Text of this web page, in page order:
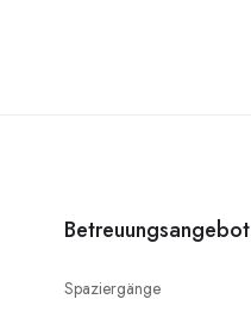
Betreuungsangebot
Spaziergänge